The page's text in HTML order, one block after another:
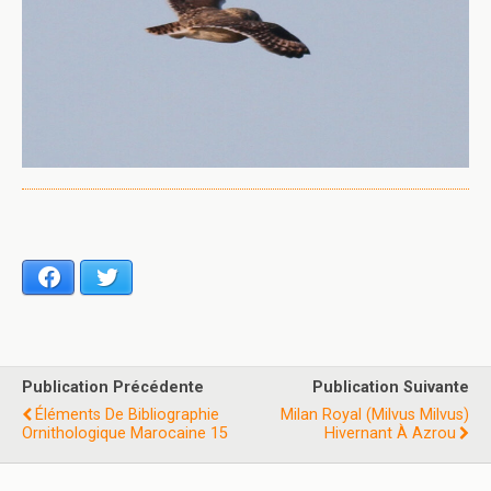
Facebook
Publication Précédente
Éléments De Bibliographie
Ornithologique Marocaine 15
Publication Suivante
Milan Royal (Milvus Milvus)
Hivernant À Azrou